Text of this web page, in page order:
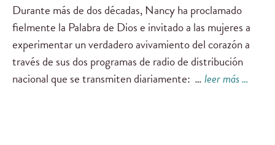
Durante más de dos décadas, Nancy ha proclamado
fielmente la Palabra de Dios e invitado a las mujeres a
experimentar un verdadero avivamiento del corazón a
través de sus dos programas de radio de distribución
nacional que se transmiten diariamente: …leer más …